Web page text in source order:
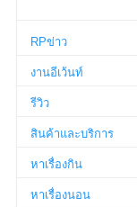
RPข่าว
งานอีเว้นท์
รีวิว
สินค้าและบริการ
หาเรื่องกิน
หาเรื่องนอน